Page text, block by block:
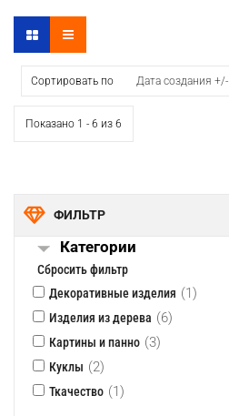
Сортировать по Дата создания +/-
Показано 1 - 6 из 6
ФИЛЬТР
Категории
Сбросить фильтр
Декоративные изделия (1)
Изделия из дерева (6)
Картины и панно (3)
Куклы (2)
Ткачество (1)